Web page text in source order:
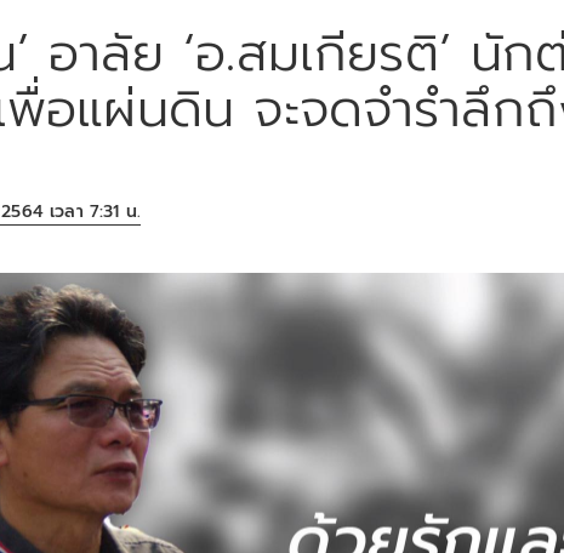
’ อาลัย ‘อ.สมเกียรติ’ นั
พื่อแผ่นดิน จะจดจำรำลึก
เวลา 7:31 น.